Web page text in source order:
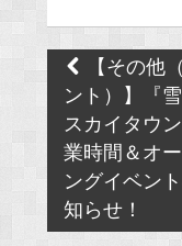
Post【その他
ント）】『
スカイタウ
業時間＆オ
ングイベン
知らせ！